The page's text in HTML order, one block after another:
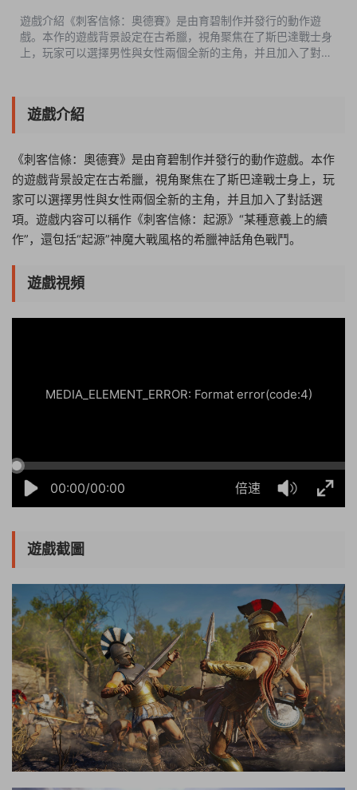
遊戲介紹《刺客信條：奧德賽》是由育碧制作并發行的動作遊
戲。本作的遊戲背景設定在古希臘，視角聚焦在了斯巴達戰士身
上，玩家可以選擇男性與女性兩個全新的主角，并且加入了對話
遊戲介紹
《刺客信條：奧德賽》是由育碧制作并發行的動作遊戲。本作
的遊戲背景設定在古希臘，視角聚焦在了斯巴達戰士身上，玩
家可以選擇男性與女性兩個全新的主角，并且加入了對話選
項。遊戲内容可以稱作《刺客信條：起源》“某種意義上的續
作”，還包括“起源”神魔大戰風格的希臘神話角色戰鬥。
遊戲視頻
00:00/00:00 倍速
MEDIA_ELEMENT_ERROR: Format error(code:4)
遊戲截圖